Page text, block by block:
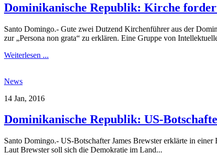
Dominikanische Republik: Kirche
Santo Domingo.- Gute zwei Dutzend Kirchenführer aus der
zur „Persona non grata“ zu erklären. Eine Gruppe von
Weiterlesen ...
News
14 Jan, 2016
Dominikanische Republik: US-
Santo Domingo.- US-Botschafter James Brewster erklärte in
Laut Brewster soll sich die Demokratie im Land...